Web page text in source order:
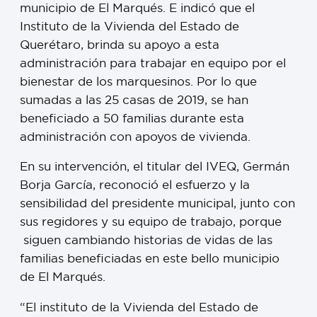
municipio de El Marqués. E indicó que el
Instituto de la Vivienda del Estado de
Querétaro, brinda su apoyo a esta
administración para trabajar en equipo por el
bienestar de los marquesinos. Por lo que
sumadas a las 25 casas de 2019, se han
beneficiado a 50 familias durante esta
administración con apoyos de vivienda.
En su intervención, el titular del IVEQ, Germán
Borja García, reconoció el esfuerzo y la
sensibilidad del presidente municipal, junto con
sus regidores y su equipo de trabajo, porque
siguen cambiando historias de vidas de las
familias beneficiadas en este bello municipio
de El Marqués.
“El instituto de la Vivienda del Estado de